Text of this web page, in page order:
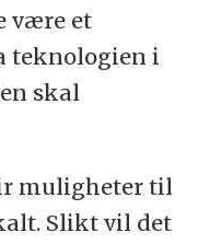
være et
teknologien i
skal
muligheter til
Slikt vil det